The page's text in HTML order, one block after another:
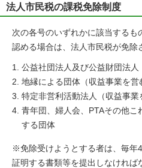
法人市民税の課税免除制度
次の各号のいずれかに該当するも
認める場合は、法人市民税が免除
公益社団法人及び公益財団法人
地縁による団体（収益事業を営
特定非営利活動法人（収益事業
青年団、婦人会、PTAその他こ
する団体
※免除受けようとする者は、毎年
証明する書類等を提出しなければ